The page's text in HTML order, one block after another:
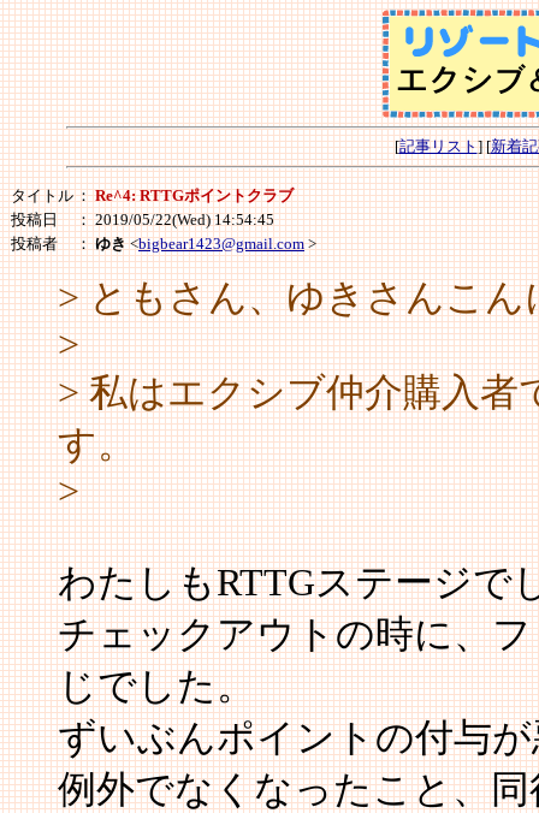
[記事リスト] [新着
タイトル：Re^4: RTTGポイントクラブ
投稿日
： 2019/05/22(Wed) 14:54:45
投稿者
：ゆき<bigbear1423@gmail.com >
> ともさん、ゆきさんこん
>
> 私はエクシブ仲介購入者
す。
>
わたしもRTTGステージで
チェックアウトの時に、
じでした。
ずいぶんポイントの付与
例外でなくなったこと、